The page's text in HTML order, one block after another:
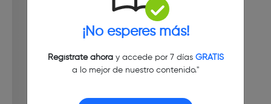
¡No esperes más!
Regístrate ahoray accede por 7 días GRATIS
a lo mejor de nuestro contenido."